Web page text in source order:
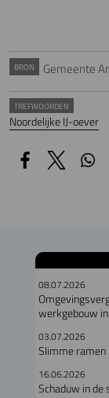
BRON Gemeente
TREFWOORDEN
Noordelijke IJ-oever
08.07.2026
werkgebouw
03.07.2026
Slimme ramen
16.06.2026
Schaduw in de